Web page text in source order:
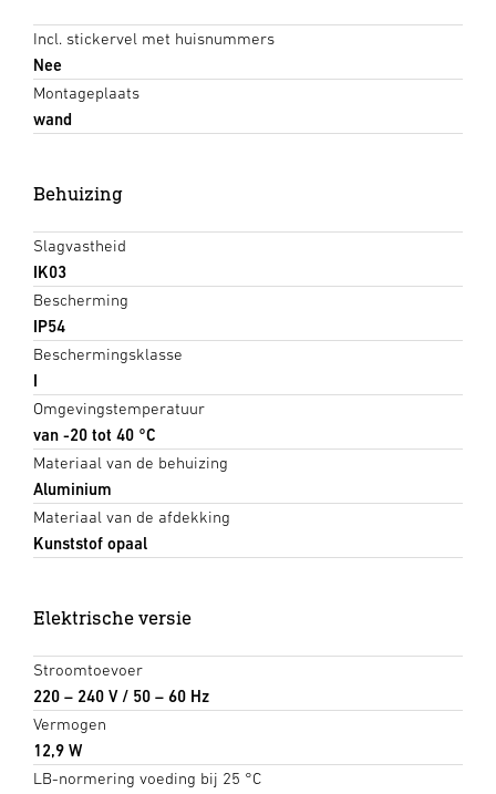
Incl. stickervel met huisnummers
Nee
Montageplaats
wand
Behuizing
Slagvastheid
IK03
Bescherming
IP54
Beschermingsklasse
I
Omgevingstemperatuur
van -20 tot 40 °C
Materiaal van de behuizing
Aluminium
Materiaal van de afdekking
Kunststof opaal
Elektrische versie
Stroomtoevoer
220 – 240 V / 50 – 60 Hz
Vermogen
12,9 W
LB-normering voeding bij 25 °C